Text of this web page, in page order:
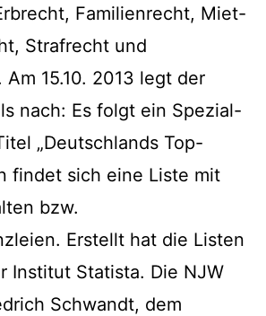
Familienrecht, Miet-
Strafrecht und
15.10. 2013 legt der
nach: Es folgt ein Spezial-
„Deutschlands Top-
findet sich eine Liste mit
bzw.
Erstellt hat die Listen
Institut Statista. Die NJW
Schwandt, dem